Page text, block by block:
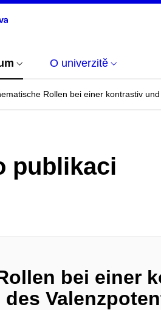
O univerzitě
Rollen bei einer kontrastiv
publikaci
bei einer